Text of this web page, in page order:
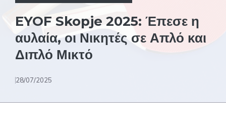
EYOF Skopje 2025: Έπεσε η
αυλαία, οι Νικητές σε Απλό και
Διπλό Μικτό
28/07/2025